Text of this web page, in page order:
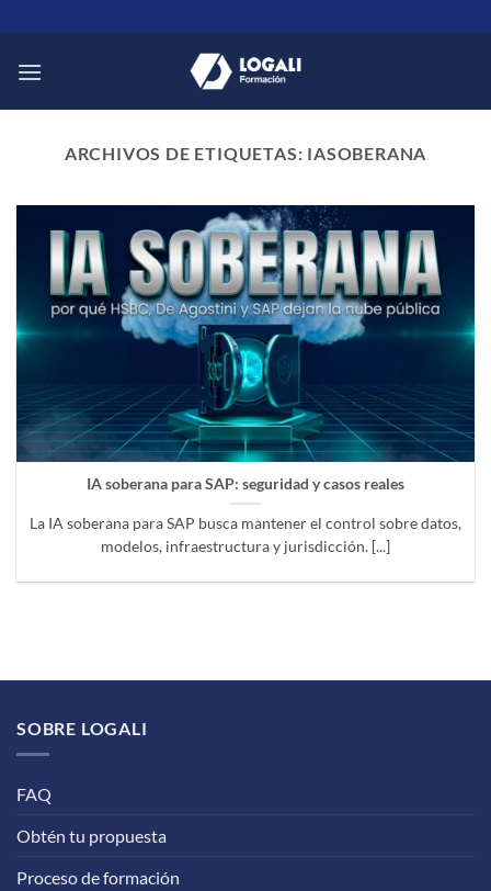
al
contenido
ARCHIVOS DE ETIQUETAS: IASOBERANA
IA soberana para SAP: seguridad y casos reales
La IA soberana para SAP busca mantener el control sobre datos,
modelos, infraestructura y jurisdicción. [...]
SOBRE LOGALI
FAQ
Obtén tu propuesta
Proceso de formación